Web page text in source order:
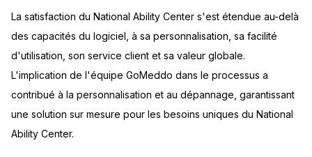
La satisfaction du National Ability Center s'est étendue au-delà
des capacités du logiciel, à sa personnalisation, sa facilité
d'utilisation, son service client et sa valeur globale.
L'implication de l'équipe GoMeddo dans le processus a
contribué à la personnalisation et au dépannage, garantissant
une solution sur mesure pour les besoins uniques du National
Ability Center.